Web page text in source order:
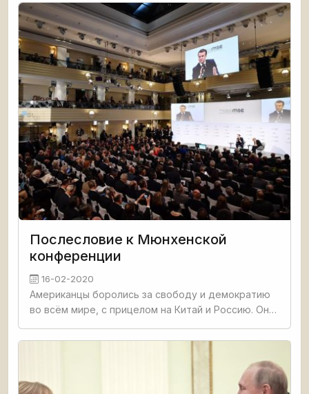
Послесловие к Мюнхенской
конференции
16-02-2020
Американцы боролись за свободу и демократию
во всём мире, с прицелом на Китай и Россию. Они
китайскими поставщиками систем 5G, а также, в